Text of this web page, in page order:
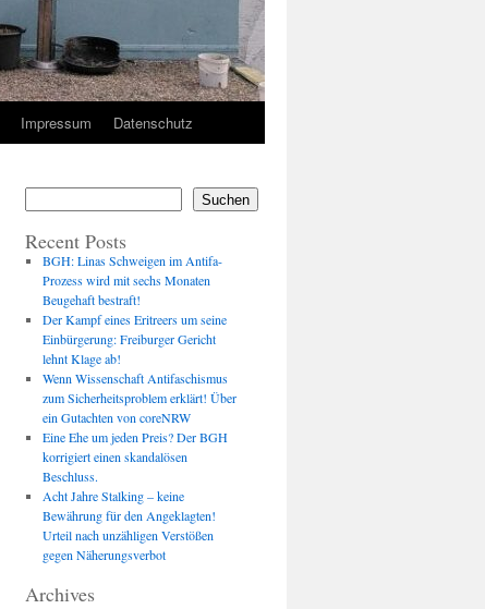
Impressum Datenschutz
Suchen
Recent Posts
BGH: Linas Schweigen im Antifa-
Prozess wird mit sechs Monaten
Beugehaft bestraft!
Der Kampf eines Eritreers um seine
Einbürgerung: Freiburger Gericht
lehnt Klage ab!
Wenn Wissenschaft Antifaschismus
zum Sicherheitsproblem erklärt! Über
ein Gutachten von coreNRW
Eine Ehe um jeden Preis? Der BGH
korrigiert einen skandalösen
Beschluss.
Acht Jahre Stalking – keine
Bewährung für den Angeklagten!
Urteil nach unzähligen Verstößen
gegen Näherungsverbot
Archives